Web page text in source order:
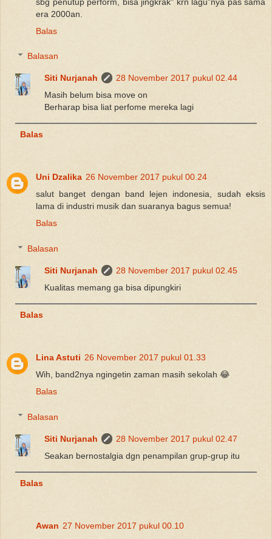
era 2000an.
Balas
Balasan
Siti Nurjanah
28 November 2017 pukul 02.44
Masih belum bisa move on
Berharap bisa liat perfome mereka lagi
Balas
Uni Dzalika 26 November 2017 pukul 00.24
salut banget dengan band lejen indonesia, sudah eksis
lama di industri musik dan suaranya bagus semua!
Balas
Balasan
Siti Nurjanah
28 November 2017 pukul 02.45
Kualitas memang ga bisa dipungkiri
Balas
Lina Astuti 26 November 2017 pukul 01.33
Wih, band2nya ngingetin zaman masih sekolah 😂
Balas
Balasan
Siti Nurjanah
28 November 2017 pukul 02.47
Seakan bernostalgia dgn penampilan grup-grup itu
Balas
Awan 27 November 2017 pukul 00.10